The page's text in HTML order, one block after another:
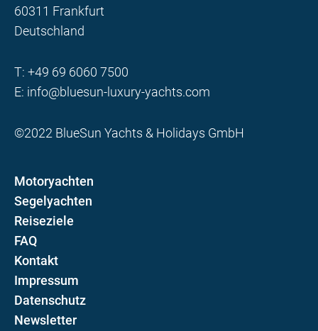
60311 Frankfurt
Deutschland
T: +49 69 6060 7500
E: info@bluesun-luxury-yachts.com
©2022 BlueSun Yachts & Holidays GmbH
Motoryachten
Segelyachten
Reiseziele
FAQ
Kontakt
Impressum
Datenschutz
Newsletter